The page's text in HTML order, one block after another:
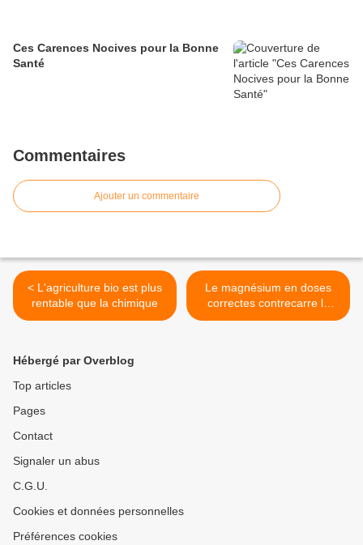
Ces Carences Nocives pour la Bonne
Santé
Commentaires
Ajouter un commentaire
< L'agriculture bio est plus
rentable que la chimique
Le magnésium en doses
correctes contrecarre la
dépression >
Hébergé par Overblog
Top articles
Pages
Contact
Signaler un abus
C.G.U.
Cookies et données personnelles
Préférences cookies